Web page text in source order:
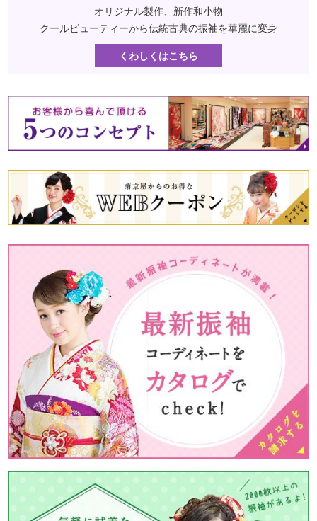
オリジナル製作、新作和小物
クールビューティーから伝統古典の振袖を華麗に変身
くわしくはこちら